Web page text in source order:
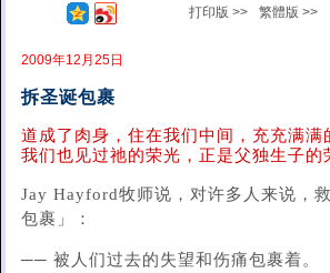
打印版 >> 繁體版 >>
2009年12月25日
拆圣诞包裹
道成了肉身，住在我们中间，充充满满
我们也见过祂的荣光，正是父独生子的
Jay Hayford牧师说，对许多人来说，
包裹」：
── 被人们过去的失望和伤痛包裹着。